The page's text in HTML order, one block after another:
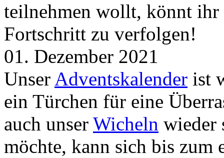
teilnehmen wollt, könnt
Fortschritt zu verfolgen!
01. Dezember 2021
Unser Adventskalender ist
ein Türchen für eine
auch unser Wicheln wieder
möchte, kann sich bis